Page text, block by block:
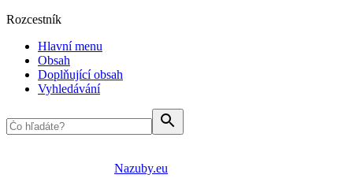
Rozcestník
Hlavní menu
Obsah
Doplňující obsah
Vyhledávání
Nazuby.eu